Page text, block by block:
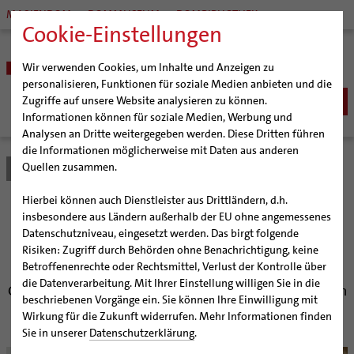
Cookie-Einstellungen
Wir verwenden Cookies, um Inhalte und Anzeigen zu
personalisieren, Funktionen für soziale Medien anbieten und die
Zugriffe auf unsere Website analysieren zu können.
Informationen können für soziale Medien, Werbung und
Analysen an Dritte weitergegeben werden. Diese Dritten führen
die Informationen möglicherweise mit Daten aus anderen
Quellen zusammen.
Hierbei können auch Dienstleister aus Drittländern, d.h.
insbesondere aus Ländern außerhalb der EU ohne angemessenes
Datenschutzniveau, eingesetzt werden. Das birgt folgende
Risiken: Zugriff durch Behörden ohne Benachrichtigung, keine
Betroffenenrechte oder Rechtsmittel, Verlust der Kontrolle über
die Datenverarbeitung. Mit Ihrer Einstellung willigen Sie in die
beschriebenen Vorgänge ein. Sie können Ihre Einwilligung mit
Wirkung für die Zukunft widerrufen. Mehr Informationen finden
Sie in unserer Datenschutzerklärung.
MARIENDOM DOMMUSEUM DOMBIBLIOTHEK
BISTUM
Bischöfe
Weihbischof Dr. Martin Marahrens
Bischof em. Norbert Trelle
Weihbischof em. Bongartz
Weihbischof em. Schwerdtfeger
Weihbischof em. Koitz
Bischof em. Dr. Wüstenberg
Generalvikariat
Gremien
Diözesangericht
Gemeindegremien
Pfarrgemeinden
Hildesheimer Dom
Virtueller Rundgang durch den Dom
Tausendjähriger Rosenstock
Die Hildesheimer Dommusik
Wallfahrten | Pilgern
Termine Wallfahrten und Pilgern
Jakobswege im Bistum Hildesheim
Veranstaltungen
Strategieprozess
Jugend
Bistum Hildesheim
Fronleichnam mit
Weihbischof Schwerdtfeger
Gläubige feiern Gottesdienst im Dom und ziehen durch
die Hildesheimer Innenstadt